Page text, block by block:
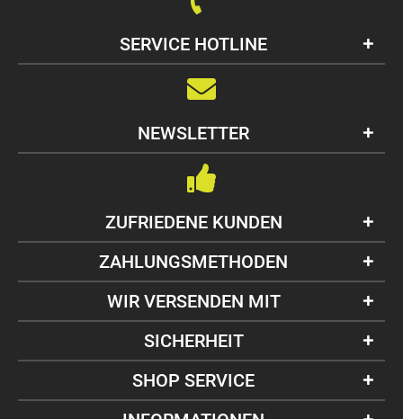
SERVICE HOTLINE
SHOP SERVICE
NEWSLETTER
ZUFRIEDENE KUNDEN
ZAHLUNGSMETHODEN
WIR VERSENDEN MIT
SICHERHEIT